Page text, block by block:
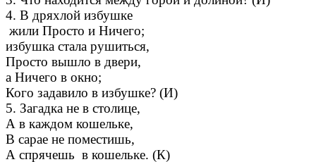
4. В дряхлой избушке
жили Просто и Ничего;
избушка стала рушиться,
Просто вышло в двери,
а Ничего в окно;
Кого задавило в избушке? (И)
5. Загадка не в столице,
А в каждом кошельке,
В сарае не поместишь,
А спрячешь в кошельке. (К)